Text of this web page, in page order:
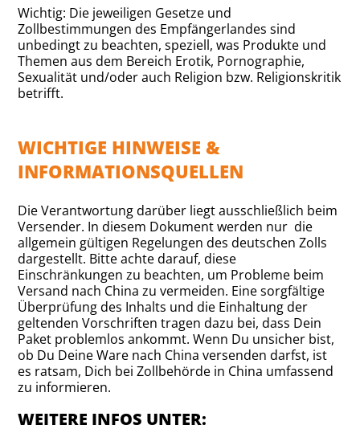
Wichtig: Die jeweiligen Gesetze und
Zollbestimmungen des Empfängerlandes sind
unbedingt zu beachten, speziell, was Produkte und
Themen aus dem Bereich Erotik, Pornographie,
Sexualität und/oder auch Religion bzw. Religionskritik
betrifft.
WICHTIGE HINWEISE &
INFORMATIONSQUELLEN
Die Verantwortung darüber liegt ausschließlich beim
Versender. In diesem Dokument werden nur die
allgemein gültigen Regelungen des deutschen Zolls
dargestellt. Bitte achte darauf, diese
Einschränkungen zu beachten, um Probleme beim
Versand nach China zu vermeiden. Eine sorgfältige
Überprüfung des Inhalts und die Einhaltung der
geltenden Vorschriften tragen dazu bei, dass Dein
Paket problemlos ankommt. Wenn Du unsicher bist,
ob Du Deine Ware nach China versenden darfst, ist
es ratsam, Dich bei Zollbehörde in China umfassend
zu informieren.
WEITERE INFOS UNTER: